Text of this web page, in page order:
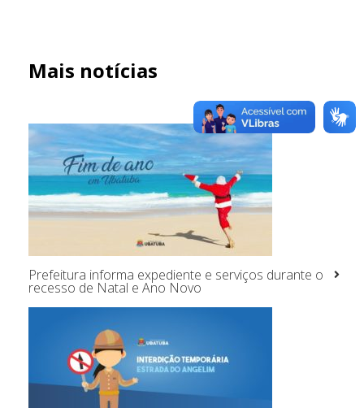
Mais notícias
Prefeitura informa expediente e serviços durante o
recesso de Natal e Ano Novo